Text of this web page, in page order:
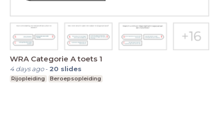
WRA Categorie A toets 1
4 days ago- 20 slides
Rijopleiding Beroepsopleiding